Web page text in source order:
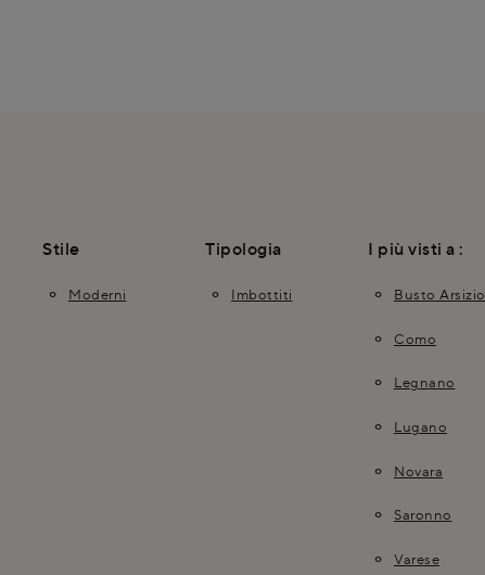
Stile
Moderni
Tipologia
Imbottiti
I più visti a :
Busto Arsizio
Como
Legnano
Lugano
Novara
Saronno
Varese